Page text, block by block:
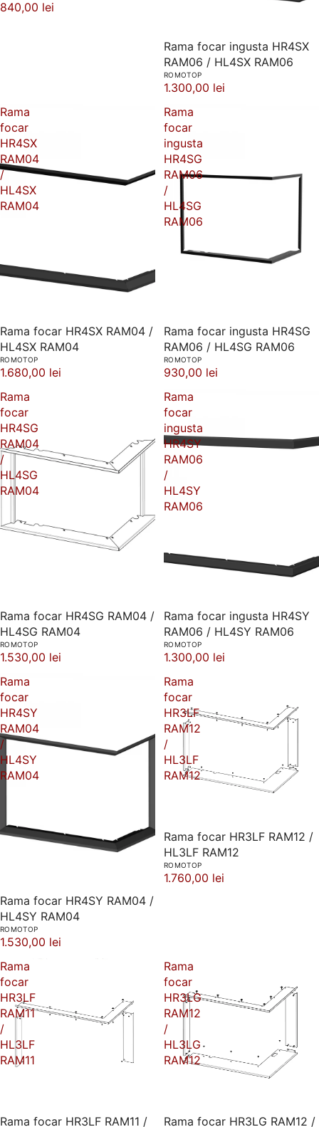
840,00 lei
Rama focar ingusta HR4SX
RAM06 / HL4SX RAM06
ROMOTOP
1.300,00 lei
Rama
focar
HR4SX
RAM04
/
HL4SX
RAM04
Rama focar HR4SX RAM04 /
HL4SX RAM04
ROMOTOP
1.680,00 lei
Rama
focar
ingusta
HR4SG
RAM06
/
HL4SG
RAM06
Rama focar ingusta HR4SG
RAM06 / HL4SG RAM06
ROMOTOP
930,00 lei
Rama
focar
HR4SG
RAM04
/
HL4SG
RAM04
Rama focar HR4SG RAM04 /
HL4SG RAM04
ROMOTOP
1.530,00 lei
Rama
focar
ingusta
HR4SY
RAM06
/
HL4SY
RAM06
Rama focar ingusta HR4SY
RAM06 / HL4SY RAM06
ROMOTOP
1.300,00 lei
Rama
focar
HR4SY
RAM04
/
HL4SY
RAM04
Rama focar HR4SY RAM04 /
HL4SY RAM04
ROMOTOP
1.530,00 lei
Rama
focar
HR3LF
RAM12
/
HL3LF
RAM12
Rama focar HR3LF RAM12 /
HL3LF RAM12
ROMOTOP
1.760,00 lei
Rama
focar
HR3LF
RAM11
/
HL3LF
RAM11
Rama focar HR3LF RAM11 /
Rama
focar
HR3LG
RAM12
/
HL3LG
RAM12
Rama focar HR3LG RAM12 /